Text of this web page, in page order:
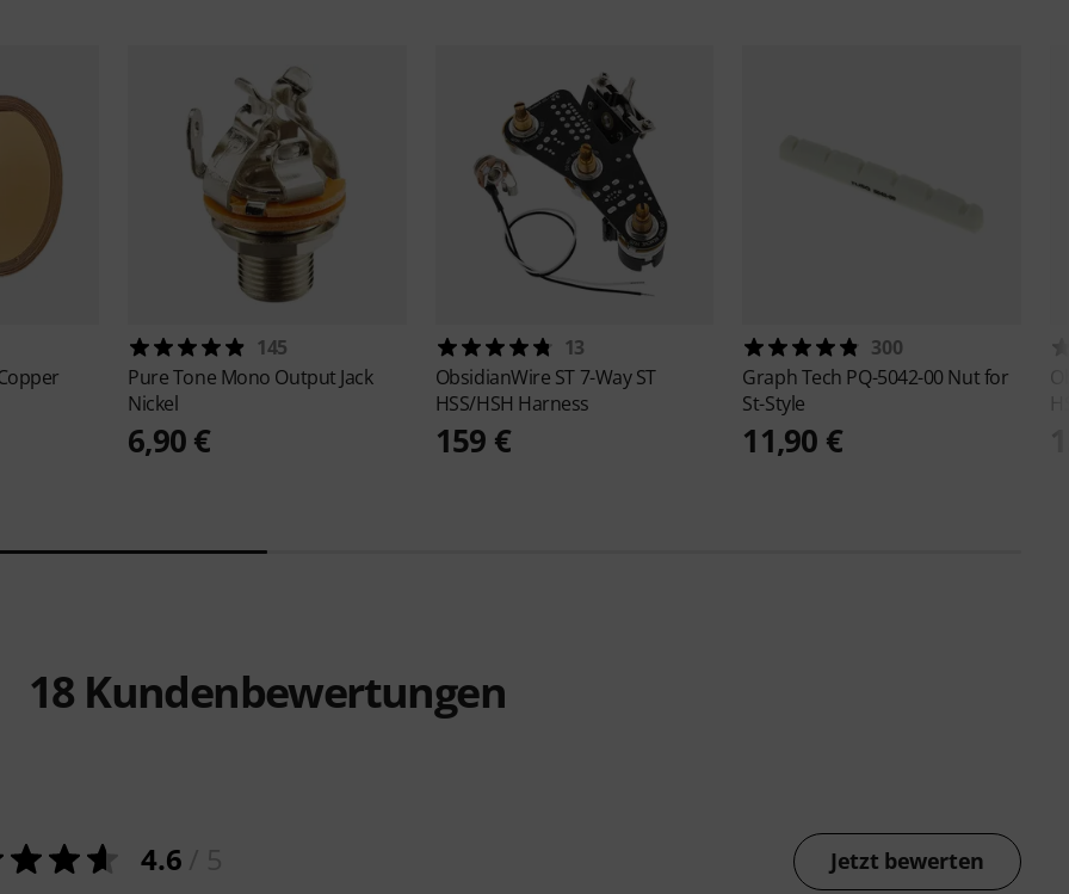
145
Pure Tone Mono Output Jack
Nickel
6,90 €
13
ObsidianWire ST 7-Way ST
HSS/HSH Harness
159 €
300
Graph Tech PQ-5042-00 Nut for
St-Style
11,90 €
18 Kundenbewertungen
4.6 Jetzt bewerten